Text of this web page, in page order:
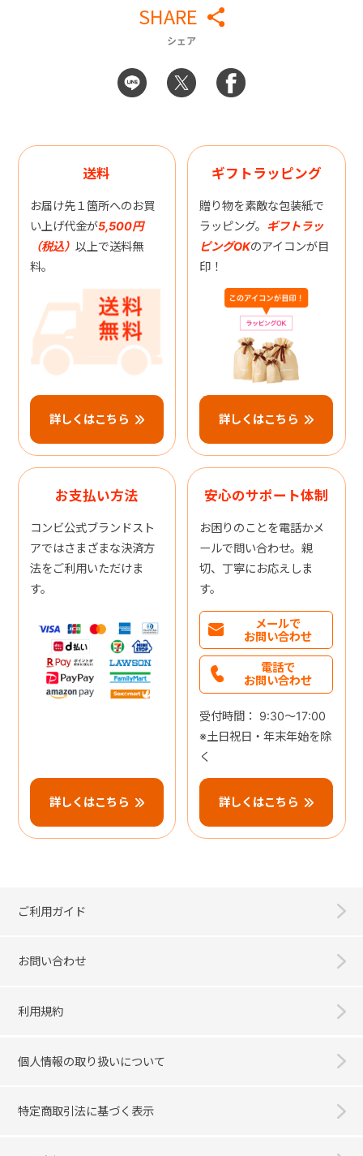
SHARE
シェア
送料
お届け先１箇所へのお買
い上げ代金が5,500円
（税込） 以上で送料無
料。
詳しくはこちら
ギフトラッピング
贈り物を素敵な包装紙で
ラッピング。 ギフトラッ
ピングOKのアイコンが目
印！
詳しくはこちら
お支払い方法
コンビ公式ブランドスト
アではさまざまな決済方
法をご利用いただけま
す。
詳しくはこちら
安心のサポート体制
お困りのことを電話かメ
ールで問い合わせ。親
切、丁寧にお応えしま
す。
メールで
お問い合わせ
電話で
お問い合わせ
受付時間： 9:30～17:00
※土日祝日・年末年始を除
く
詳しくはこちら
ご利用ガイド
お問い合わせ
利用規約
個人情報の取り扱いについて
特定商取引法に基づく表示